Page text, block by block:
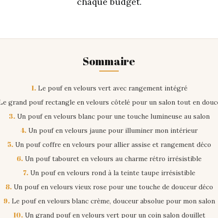
Sommaire
1.Le pouf en velours vert avec rangement intégré
grand pouf rectangle en velours côtelé pour un salon tout en
3.Un pouf en velours blanc pour une touche lumineuse au salon
4. Un pouf en velours jaune pour illuminer mon intérieur
5.Un pouf coffre en velours pour allier assise et rangement déco
6. Un pouf tabouret en velours au charme rétro irrésistible
7. Un pouf en velours rond à la teinte taupe irrésistible
8.Un pouf en velours vieux rose pour une touche de douceur déco
9.Le pouf en velours blanc crème, douceur absolue pour mon salon
10.Un grand pouf en velours vert pour un coin salon douillet